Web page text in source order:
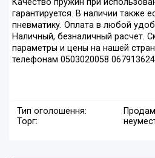
Качество пружин при
гарантируется. В наличии также
пневматику. Оплата в любой
Наличный, безналичный расчет.
параметры и цены на нашей
телефонам 0503020058
Тип оголошення:
Торг: